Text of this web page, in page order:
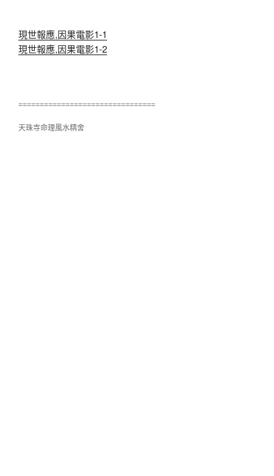
現世報應,因果電影1-1
現世報應,因果電影1-2
================================
天珠寺命理風水精舍